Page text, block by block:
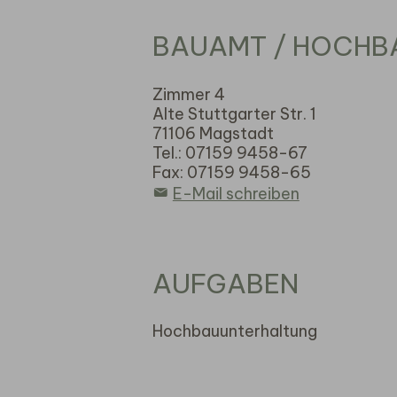
BAUAMT /
Zimmer 4
Alte Stuttgarter Str. 1
71106 Magstadt
Tel.: 07159 9458-67
Fax: 07159 9458-65
E-Mail schreiben
AUFGABEN
Hochbauunterhaltung